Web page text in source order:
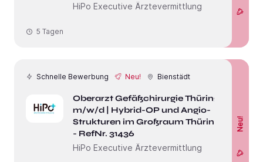
HiPo Executive Ärztevermittlung
5 Tagen
Schnelle Bewerbung Neu! Bienstädt
Oberarzt Gefäßchirurgie Thüringen
m/w/d | Hybrid-OP und Angio-
Strukturen im Großraum Thüringen
- RefNr. 31436
HiPo Executive Ärztevermittlung
Neu!